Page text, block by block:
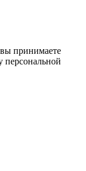
принимаете
персональной